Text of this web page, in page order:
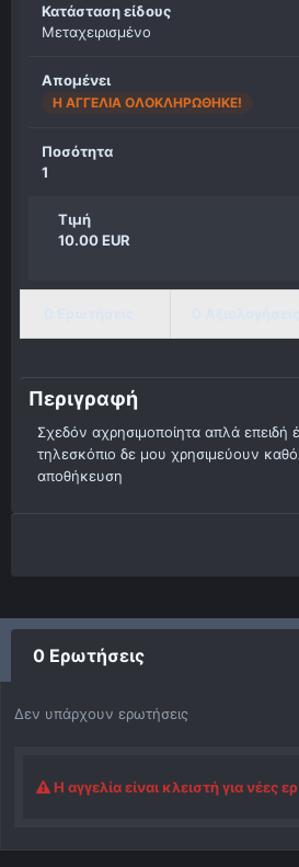
Κατάσταση είδους
Μεταχειρισμένο
Απομένει
Η ΑΓΓΕΛΊΑ ΟΛΟΚΛΗΡΏΘΗΚΕ!
Ποσότητα
1
Τιμή
10.00 EUR
Περιγραφή
Σχεδόν αχρησιμοποίητα απλά επειδή
τηλεσκόπιο δε μου χρησιμεύουν
αποθήκευση
0 Ερωτήσεις
Δεν υπάρχουν ερωτήσεις
Η αγγελία είναι κλειστή για νέες